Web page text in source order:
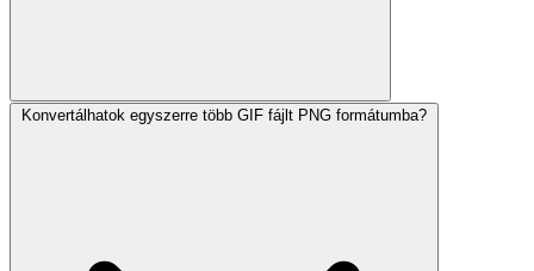
Konvertálhatok egyszerre több GIF fájlt PNG formátumba?